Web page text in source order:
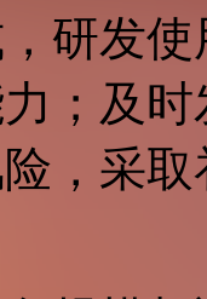
研发
；及
，采